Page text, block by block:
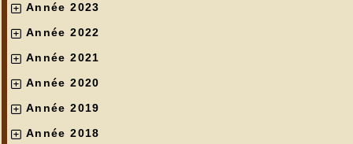
Année 2023
Année 2022
Année 2021
Année 2020
Année 2019
Année 2018